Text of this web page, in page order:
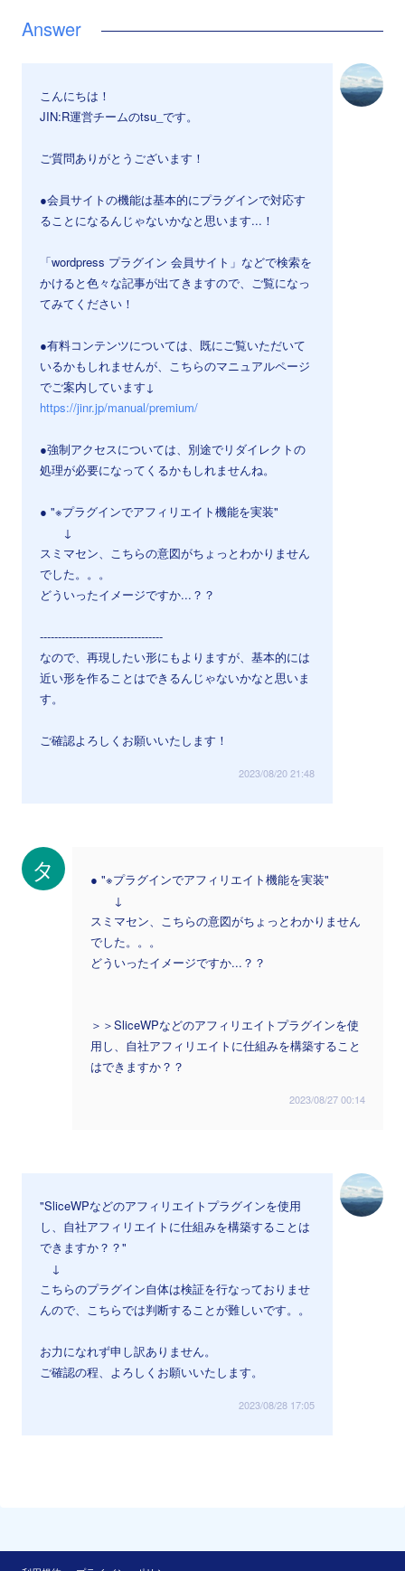
こんにちは！
JIN:R運営チームのtsu_です。
ご質問ありがとうございます！
●会員サイトの機能は基本的にプラグインで対応す
ることになるんじゃないかなと思います...！
「wordpress プラグイン 会員サイト」などで検索を
かけると色々な記事が出てきますので、ご覧になっ
てみてください！
●有料コンテンツについては、既にご覧いただいて
いるかもしれませんが、こちらのマニュアルページ
でご案内しています↓
https://jinr.jp/manual/premium/
●強制アクセスについては、別途でリダイレクトの
処理が必要になってくるかもしれませんね。
● "※プラグインでアフィリエイト機能を実装"
↓
スミマセン、こちらの意図がちょっとわかりません
でした。。。
どういったイメージですか...？？
----------------------------------
なので、再現したい形にもよりますが、基本的には
近い形を作ることはできるんじゃないかなと思いま
す。
ご確認よろしくお願いいたします！
2023/08/20 21:48
タ
● "※プラグインでアフィリエイト機能を実装"
↓
スミマセン、こちらの意図がちょっとわかりません
でした。。。
どういったイメージですか...？？
＞＞SliceWPなどのアフィリエイトプラグインを使
用し、自社アフィリエイトに仕組みを構築すること
はできますか？？
2023/08/27 00:14
"SliceWPなどのアフィリエイトプラグインを使用
し、自社アフィリエイトに仕組みを構築することは
できますか？？"
↓
こちらのプラグイン自体は検証を行なっておりませ
んので、こちらでは判断することが難しいです。。
お力になれず申し訳ありません。
ご確認の程、よろしくお願いいたします。
2023/08/28 17:05